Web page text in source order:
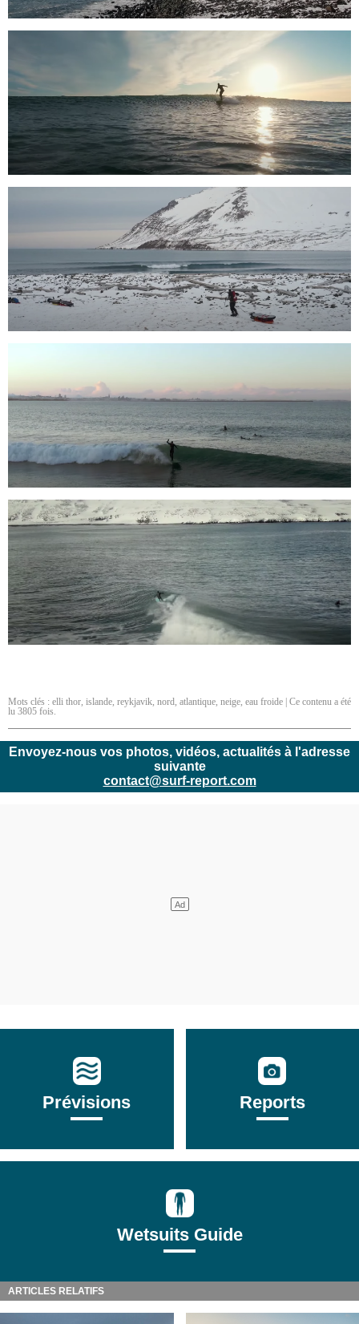
Mots clés : elli thor islande reykjavik nord atlantique neige eau froide | Ce contenu a été
lu 3805 fois.
Envoyez-nous vos photos, vidéos, actualités à l'adresse
suivante
contact@surf-report.com
Prévisions Reports
Wetsuits Guide
ARTICLES RELATIFS